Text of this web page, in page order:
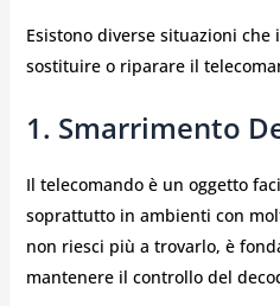
Esistono diverse situazioni che
sostituire o riparare il
1. Smarrimento
Il telecomando è un oggetto
soprattutto in ambienti con
non riesci più a trovarlo, è
mantenere il controllo del